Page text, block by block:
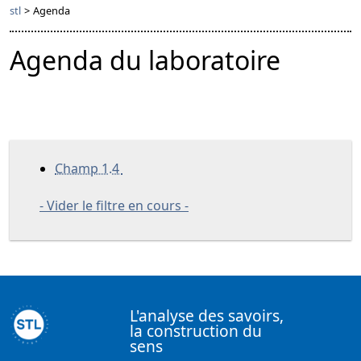
stl > Agenda
Agenda du laboratoire
Champ 1.4
- Vider le filtre en cours -
L'analyse des savoirs,
la construction du
sens